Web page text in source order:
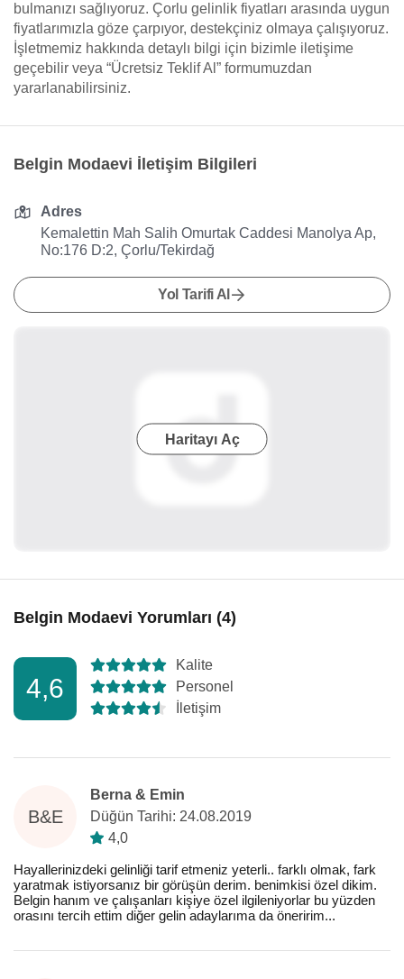
bulmanızı sağlıyoruz. Çorlu gelinlik fiyatları arasında uygun
fiyatlarımızla göze çarpıyor, destekçiniz olmaya çalışıyoruz.
İşletmemiz hakkında detaylı bilgi için bizimle iletişime
geçebilir veya “Ücretsiz Teklif Al” formumuzdan
yararlanabilirsiniz.
Belgin Modaevi İletişim Bilgileri
Adres
Kemalettin Mah Salih Omurtak Caddesi Manolya Ap,
No:176 D:2, Çorlu/Tekirdağ
Yol Tarifi Al
Haritayı Aç
Belgin Modaevi Yorumları (4)
4,6
Kalite
Personel
İletişim
B&E
Berna & Emin
Düğün Tarihi: 24.08.2019
4,0
Hayallerinizdeki gelinliği tarif etmeniz yeterli.. farklı olmak, fark
yaratmak istiyorsanız bir görüşün derim. benimkisi özel dikim.
Belgin hanım ve çalışanları kişiye özel ilgileniyorlar bu yüzden
orasını tercih ettim diğer gelin adaylarıma da öneririm...